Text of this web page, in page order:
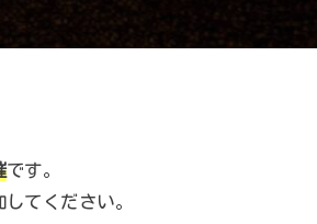
です。
てください。